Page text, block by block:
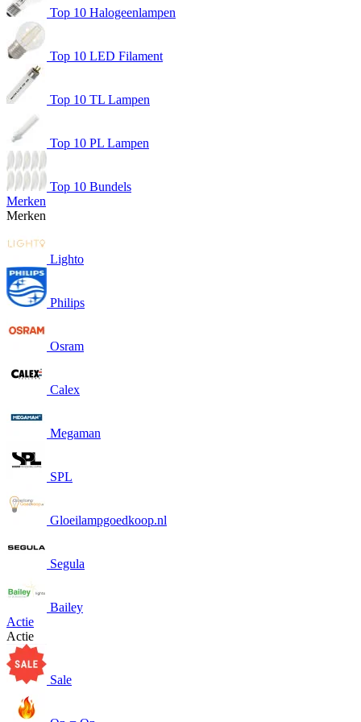
Top 10 Halogeenlampen
Top 10 LED Filament
Top 10 TL Lampen
Top 10 PL Lampen
Top 10 Bundels
Merken
Merken
Lighto
Philips
Osram
Calex
Megaman
SPL
Gloeilampgoedkoop.nl
Segula
Bailey
Actie
Actie
Sale